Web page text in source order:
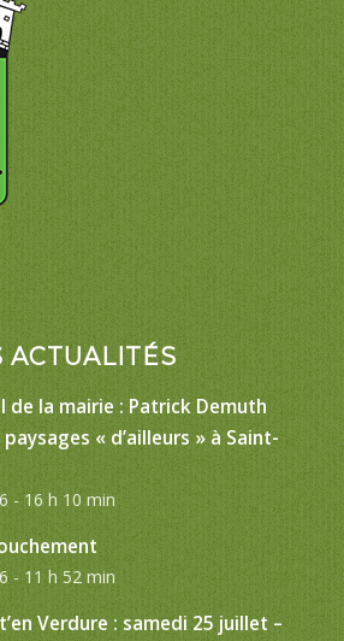
ACTUALITÉS
de la mairie : Patrick Demuth
« d’ailleurs » à Saint-
- 16 h 10 min
- 11 h 52 min
Verdure : samedi 25 juillet –